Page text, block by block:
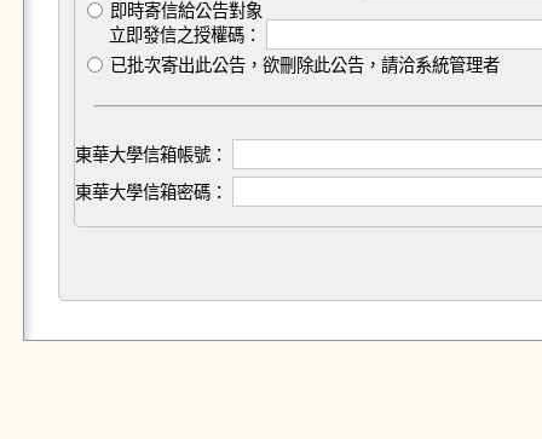
即時寄信給公告對象
立即發信之授權碼：
已批次寄出此公告，欲刪除此公告，請洽系統管理者
東華大學信箱帳號：
東華大學信箱密碼：